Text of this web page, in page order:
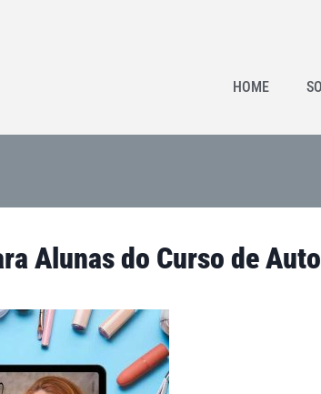
HOME
Alunas do Curso de